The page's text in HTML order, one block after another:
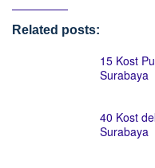
Related posts:
15 Kost
Surabaya
40 Kost
Surabaya